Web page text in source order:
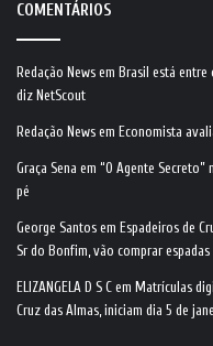
COMENTÁRIOS
Redação News em Brasil está entre
diz NetScout
Redação News em Economista
Graça Sena em “O Agente
pé
George Santos em Espadeiros de
Sr do Bonfim, vão comprar
ELIZANGELA D S C em Matrículas
Cruz das Almas, iniciam dia 5 de